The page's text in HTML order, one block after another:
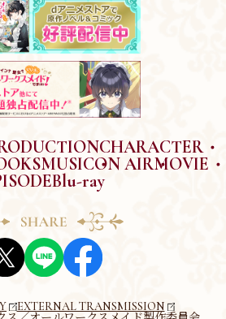
CHARACTER
MUSICON AIRMOVIE
Blu-ray
EXTERNAL TRANSMISSION